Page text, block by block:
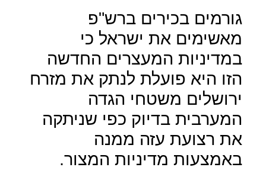
גורמים בכירים ברש"פ
מאשימים את ישראל כי
במדיניות המעצרים החדשה
הזו היא פועלת לנתק את מזרח
ירושלים משטחי הגדה
המערבית בדיוק כפי שניתקה
את רצועת עזה ממנה
באמצעות מדיניות המצור.